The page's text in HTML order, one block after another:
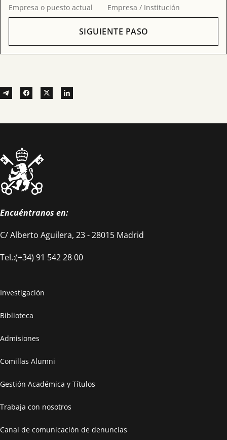
Empresa o puesto actual
Empresa / Institución
SIGUIENTE PASO
Encuéntranos en:
C/ Alberto Aguilera, 23 - 28015 Madrid
Tel.:(+34) 91 542 28 00
Investigación
Biblioteca
Admisiones
Comillas Alumni
Gestión Académica y Títulos
Trabaja con nosotros
Canal de comunicación de denuncias